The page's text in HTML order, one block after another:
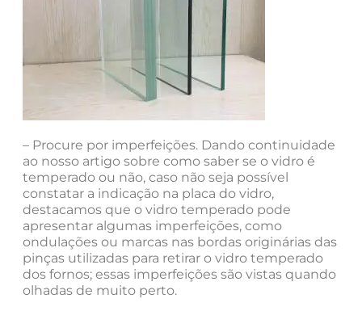
– Procure por imperfeições. Dando continuidade
ao nosso artigo sobre como saber se o vidro é
temperado ou não, caso não seja possível
constatar a indicação na placa do vidro,
destacamos que o vidro temperado pode
apresentar algumas imperfeições, como
ondulações ou marcas nas bordas originárias das
pinças utilizadas para retirar o vidro temperado
dos fornos; essas imperfeições são vistas quando
olhadas de muito perto.